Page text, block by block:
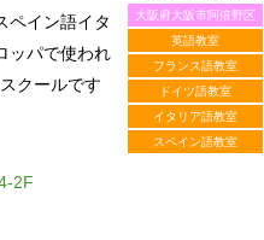
大阪府大阪市阿倍野区
英語教室
フランス語教室
ドイツ語教室
イタリア語教室
スペイン語教室
ペイン語イタ
ッパで使われ
クールです
2F